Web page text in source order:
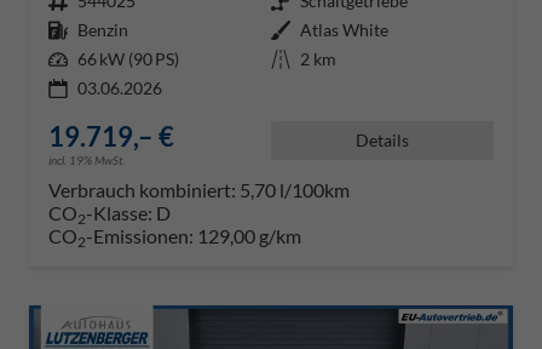
Kraftstoff Benzin Außenfarbe Atlas White
Leistung 66 kW (90 PS) Kilometerstand 2 km
03.06.2026
19.719,– €
incl. 19% MwSt.
Details
Verbrauch kombiniert: 5,70 l/100km
CO2-Klasse: D
CO2-Emissionen: 129,00 g/km